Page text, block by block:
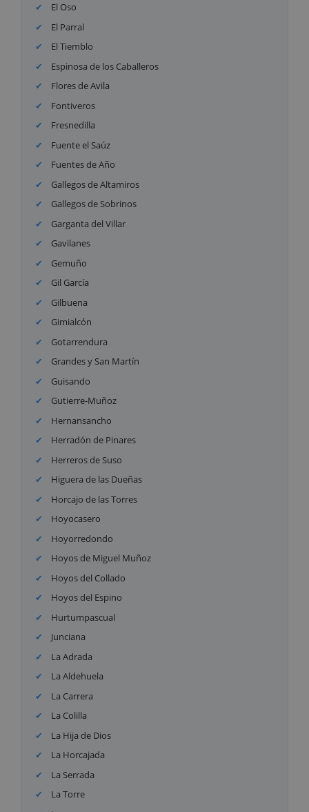
El Oso
El Parral
El Tiemblo
Espinosa de los Caballeros
Flores de Avila
Fontiveros
Fresnedilla
Fuente el Saúz
Fuentes de Año
Gallegos de Altamiros
Gallegos de Sobrinos
Garganta del Villar
Gavilanes
Gemuño
Gil García
Gilbuena
Gimialcón
Gotarrendura
Grandes y San Martín
Guisando
Gutierre-Muñoz
Hernansancho
Herradón de Pinares
Herreros de Suso
Higuera de las Dueñas
Horcajo de las Torres
Hoyocasero
Hoyorredondo
Hoyos de Miguel Muñoz
Hoyos del Collado
Hoyos del Espino
Hurtumpascual
Junciana
La Adrada
La Aldehuela
La Carrera
La Colilla
La Hija de Dios
La Horcajada
La Serrada
La Torre